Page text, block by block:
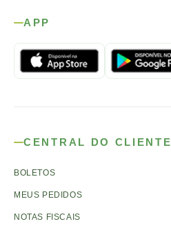
APP
CENTRAL DO CLIENTE
BOLETOS
MEUS PEDIDOS
NOTAS FISCAIS